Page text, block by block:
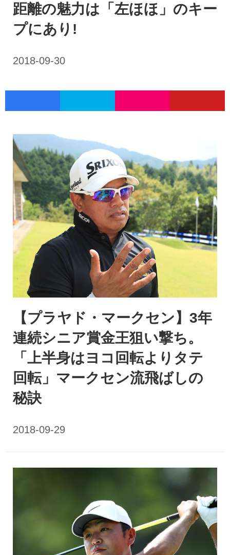
距離の魅力は「左ほほ」のキー
プにあり!
【プラヤド・マークセン】3年
連続シニア賞金王狙い撃ち。
「上半身はヨコ回転よりタテ
回転」マークセン流飛ばしの
秘訣